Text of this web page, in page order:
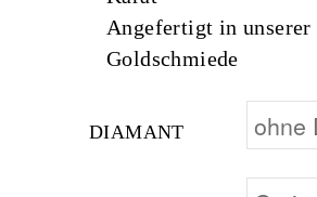
Angefertigt in
Goldschmiede
DIAMANT